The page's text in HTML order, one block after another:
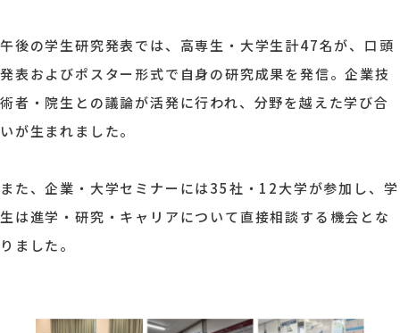
午後の学生研究発表では、高専生・大学生計47名が、口頭
発表およびポスター形式で自身の研究成果を発信。企業技
術者・院生との議論が活発に行われ、分野を越えた学び合
いが生まれました。
また、企業・大学セミナーには35社・12大学が参加し、学
生は進学・研究・キャリアについて直接相談する機会とな
りました。